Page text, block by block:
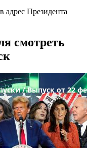
адрес Президента
смотреть